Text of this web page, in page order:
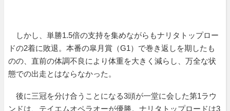
しかし、単勝1.5倍の支持を集めながらもナリタトップロー
ドの2着に敗退。本番の皐月賞（G1）で巻き返しを期したも
のの、直前の体調不良により体重を大きく減らし、万全な状
態での出走とはならなかった。
後に三冠を分け合うことになる3頭が一堂に会した第1ラウ
ンドは、テイエムオペラオーが優勝。ナリタトップロードは3